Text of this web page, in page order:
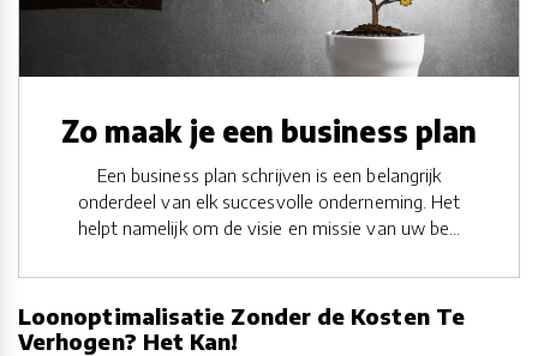
Zo maak je een business plan
Een business plan schrijven is een belangrijk
onderdeel van elk succesvolle onderneming. Het
helpt namelijk om de visie en missie van uw be...
Loonoptimalisatie Zonder de Kosten Te
Verhogen? Het Kan!